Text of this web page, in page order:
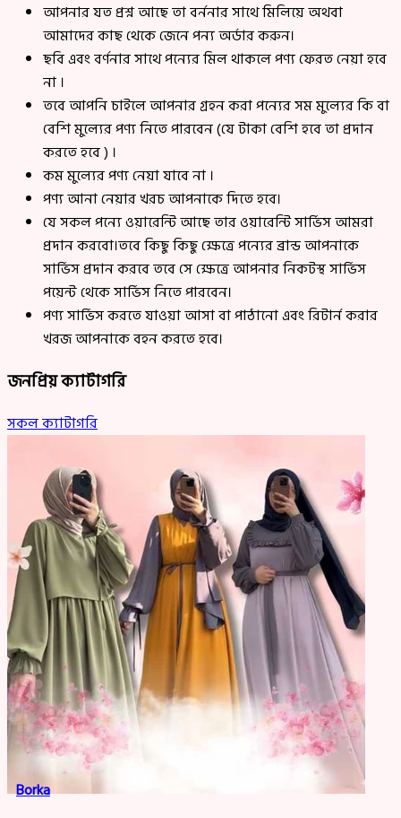
আপনার যত প্রশ্ন আছে তা বর্ননার সাথে মিলিয়ে অথবা
আমাদের কাছ থেকে জেনে পন্য অর্ডার করুন।
ছবি এবং বর্ণনার সাথে পন্যের মিল থাকলে পণ্য ফেরত নেয়া হবে
না ।
তবে আপনি চাইলে আপনার গ্রহন করা পন্যের সম মুল্যের কি বা
বেশি মুল্যের পণ্য নিতে পারবেন (যে টাকা বেশি হবে তা প্রদান
করতে হবে ) ।
কম মুল্যের পণ্য নেয়া যাবে না ।
পণ্য আনা নেয়ার খরচ আপনাকে দিতে হবে।
যে সকল পন্যে ওয়ারেন্টি আছে তার ওয়ারেন্টি সার্ভিস আমরা
প্রদান করবো।তবে কিছু কিছু ক্ষেত্রে পন্যের ব্রান্ড আপনাকে
সার্ভিস প্রদান করবে তবে সে ক্ষেত্রে আপনার নিকটস্থ সার্ভিস
পয়েন্ট থেকে সার্ভিস নিতে পারবেন।
পণ্য সার্ভিস করতে যাওয়া আসা বা পাঠানো এবং রিটার্ন করার
খরজ আপনাকে বহন করতে হবে।
জনপ্রিয় ক্যাটাগরি
সকল ক্যাটাগরি
Borka